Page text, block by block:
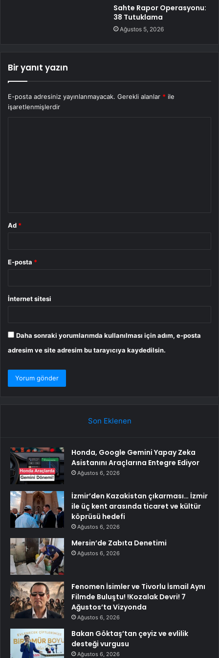
Sahte Rapor Operasyonu:
38 Tutuklama
Ağustos 5, 2026
Bir yanıt yazın
E-posta adresiniz yayınlanmayacak. Gerekli alanlar * ile
işaretlenmişlerdir
Ad *
E-posta *
İnternet sitesi
Daha sonraki yorumlarımda kullanılması için adım, e-posta
adresim ve site adresim bu tarayıcıya kaydedilsin.
Son Eklenen
Honda, Google Gemini Yapay Zeka
Asistanını Araçlarına Entegre Ediyor
Ağustos 6, 2026
İzmir’den Kazakistan çıkarması… İzmir
ile üç kent arasında ticaret ve kültür
köprüsü hedefi
Ağustos 6, 2026
Mersin’de Zabıta Denetimi
Ağustos 6, 2026
Fenomen İsimler ve Tivorlu İsmail Aynı
Filmde Buluştu! !Kozalak Devri! 7
Ağustos’ta Vizyonda
Ağustos 6, 2026
Bakan Göktaş’tan çeyiz ve evlilik
desteği vurgusu
Ağustos 6, 2026